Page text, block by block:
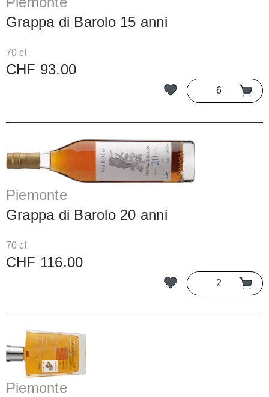
Grappa di Barolo 15 anni
70 cl
CHF 93.00
Piemonte
Grappa di Barolo 20 anni
70 cl
CHF 116.00
Piemonte